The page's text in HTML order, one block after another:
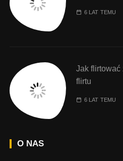
6 LAT TEMU
Jak flirtować
flirtu
6 LAT TEMU
O NAS